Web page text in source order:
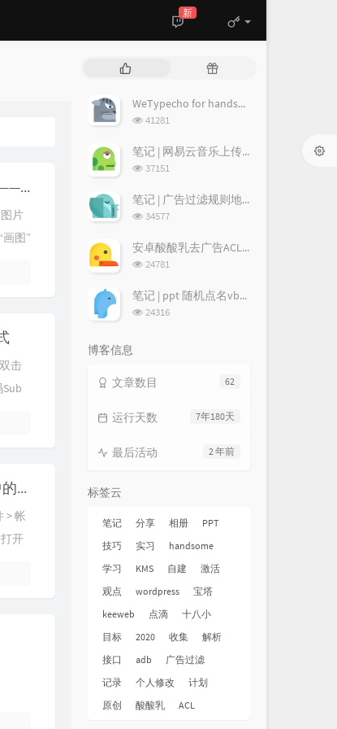
新
使用画图改变图片大小 —— 一种更便捷的方法
片
图”
击
笔记 | 关闭PowerPoint中的云字体
> 帐
开
文
章
随
文
WeTypecho for handsome —— WeTypecho个人修改版
浏
次
数:
41281
笔记 | 网易云音乐上传云盘歌曲的同时上传歌曲信息、歌词及专辑图
浏
次
数:
37151
笔记 | 广告过滤规则地址
浏
次
数:
34577
安卓酸酸乳去广告ACL规则
浏
次
数:
24781
笔记 | ppt 随机点名vba代码（不重复）
浏
24316
博客信息
62
文章数目
7年180天
运行天数
2 年前
最后活动
标签云
笔记 分享 相册
PPT
技巧
实习
handsome
学习
KMS 自建
激活
观点
wordpress
宝塔
keeweb
点滴
十八小
目标
2020 收集
解析
接口
adb
广告过滤
记录
个人修改
计划
原创
酸酸乳 ACL